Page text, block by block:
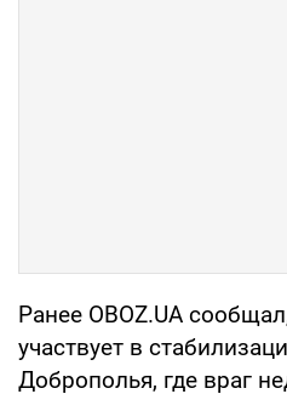
Ранее OBOZ.UA
участвует в
Доброполья, где враг